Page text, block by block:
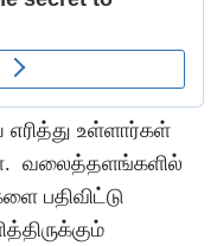
உள்ளார்கள்
வலைத்தளங்களில்
பதிவிட்டு